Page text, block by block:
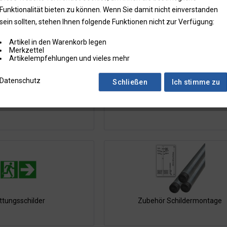
sicher aus dem Gebäude finden, um negative Zwischenfälle
Zubehör Schildermontage
Funktionalität bieten zu können. Wenn Sie damit nicht einverstanden
sein sollten, stehen Ihnen folgende Funktionen nicht zur Verfügung:
Artikel in den Warenkorb legen
Merkzettel
Artikelempfehlungen und vieles mehr
Datenschutz Ich stimme zu
Schließen